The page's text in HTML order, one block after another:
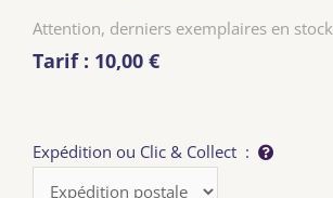
Attention, derniers exemplaires en stock
Tarif : 10,00 €
Expédition ou Clic & Collect :